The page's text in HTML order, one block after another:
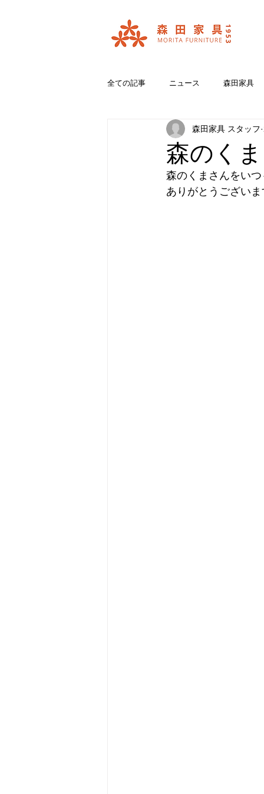
全ての記事 ニュース 森田家具
おいいしいコラボ ブランド紹介
森のく
森田家具 スタッフ
森のくまさんをい
ありがとうござい